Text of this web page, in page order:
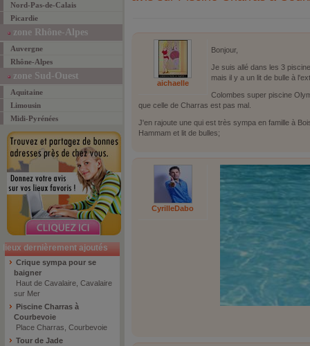
Nord-Pas-de-Calais
Picardie
zone Rhône-Alpes
Auvergne
Rhône-Alpes
zone Sud-Ouest
Aquitaine
Limousin
Midi-Pyrénées
lieux dernièrement ajoutés
Crique sympa pour se
baigner
Haut de Cavalaire, Cavalaire
sur Mer
Piscine Charras à
Courbevoie
Place Charras, Courbevoie
Tour de Jade
aichaelle
Bonjour,
Je suis allé dans les 3
mais il y a un lit de bulle à
Colombes super piscine
que celle de Charras est pas mal.
J'en rajoute une qui est très sympa en famille à
Hammam et lit de bulles;
CyrilleDabo